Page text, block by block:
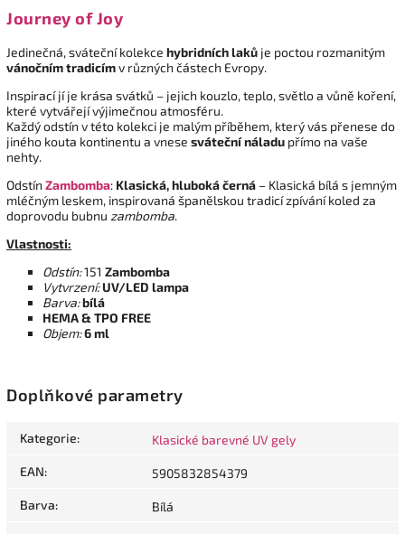
Journey of Joy
Jedinečná, sváteční kolekce hybridních laků je poctou rozmanitým
vánočním tradicímv různých částech Evropy.
Inspirací jí je krása svátků – jejich kouzlo, teplo, světlo a vůně koření,
které vytvářejí výjimečnou atmosféru.
Každý odstín v této kolekci je malým příběhem, který vás přenese do
jiného kouta kontinentu a vnese sváteční náladu přímo na vaše
nehty.
Odstín Zambomba: Klasická, hluboká černá – Klasická bílá s jemným
mléčným leskem, inspirovaná španělskou tradicí zpívání koled za
doprovodu bubnu zambomba.
Vlastnosti:
Odstín:151 Zambomba
Vytvrzení:UV/LED lampa
Barva:bílá
HEMA & TPO FREE
Objem:6 ml
Doplňkové parametry
Kategorie: Klasické barevné UV gely
EAN: 5905832854379
Barva: Bílá